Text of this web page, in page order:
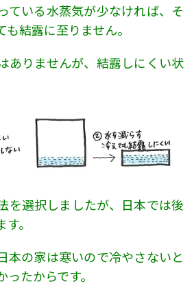
ている水蒸気が少なければ、そ
結露に至りません。
ありませんが、結露しにくい状
を選択しましたが、日本では後
。
本の家は寒いので冷やさないと
たからです。